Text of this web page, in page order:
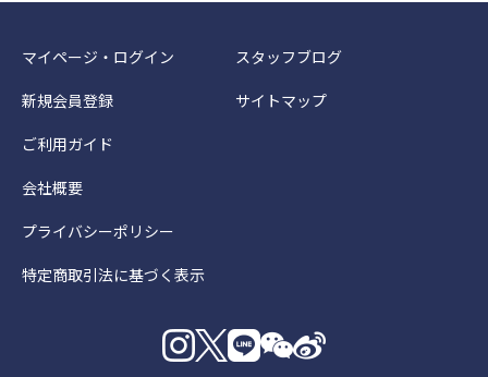
マイページ・ログイン
新規会員登録
ご利用ガイド
会社概要
プライバシーポリシー
特定商取引法に基づく表示
スタッフブログ
サイトマップ